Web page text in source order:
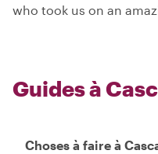
who took us on an
Guides à
Choses à faire à